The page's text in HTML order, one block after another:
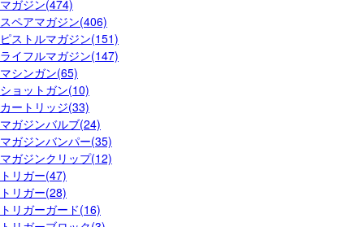
マガジン(474)
スペアマガジン(406)
ピストルマガジン(151)
ライフルマガジン(147)
マシンガン(65)
ショットガン(10)
カートリッジ(33)
マガジンバルブ(24)
マガジンバンパー(35)
マガジンクリップ(12)
トリガー(47)
トリガー(28)
トリガーガード(16)